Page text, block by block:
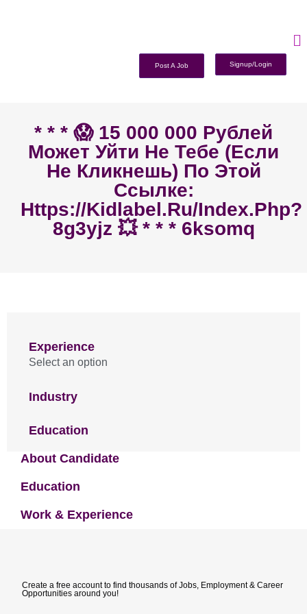
Post A Job Signup/Login
* * * 😱 15 000 000 Рублей
Может Уйти Не Тебе (если
Не Кликнешь) По Этой
Ссылке:
Https://kidlabel.ru/index.php?
8g3yjz 💥 * * * 6ksomq
Experience
Select an option
Industry
Education
About Candidate
Education
Work & Experience
Create a free account to find thousands of Jobs, Employment & Career
Opportunities around you!